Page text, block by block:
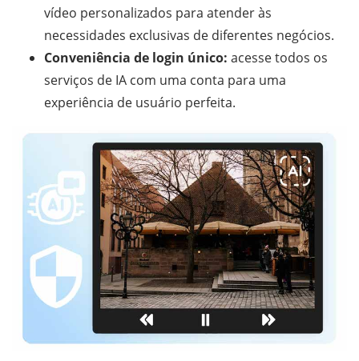
vídeo personalizados para atender às
necessidades exclusivas de diferentes negócios.
Conveniência de login único: acesse todos os
serviços de IA com uma conta para uma
experiência de usuário perfeita.